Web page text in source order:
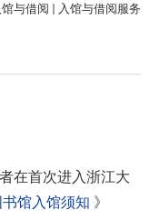
馆与借阅 入馆与借阅服务
在首次进入浙江大
馆入馆须知 》